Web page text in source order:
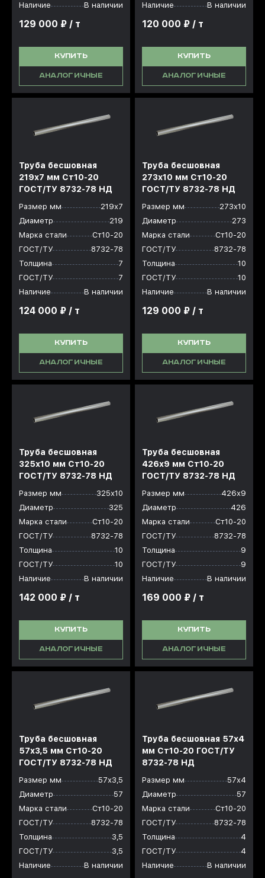
Наличие В наличии
129 000 ₽ / т
КУПИТЬ
АНАЛОГИЧНЫЕ
Наличие В наличии
120 000 ₽ / т
КУПИТЬ
АНАЛОГИЧНЫЕ
Труба бесшовная
219x7 мм Ст10-20
ГОСТ/ТУ 8732-78 НД
Размер мм
219х7
Диаметр
219
Марка стали
Ст10-20
ГОСТ/ТУ
8732-78
Толщина
7
ГОСТ/ТУ
7
Наличие
В наличии
124 000 ₽ / т
КУПИТЬ
АНАЛОГИЧНЫЕ
Труба бесшовная
273x10 мм Ст10-20
ГОСТ/ТУ 8732-78 НД
Размер мм
273х10
Диаметр
273
Марка стали
Ст10-20
ГОСТ/ТУ
8732-78
Толщина
10
ГОСТ/ТУ
10
Наличие
В наличии
129 000 ₽ / т
КУПИТЬ
АНАЛОГИЧНЫЕ
Труба бесшовная
325x10 мм Ст10-20
ГОСТ/ТУ 8732-78 НД
Размер мм
325х10
Диаметр
325
Марка стали
Ст10-20
ГОСТ/ТУ
8732-78
Толщина
10
ГОСТ/ТУ
10
Наличие
В наличии
142 000 ₽ / т
КУПИТЬ
АНАЛОГИЧНЫЕ
Труба бесшовная
426x9 мм Ст10-20
ГОСТ/ТУ 8732-78 НД
Размер мм
426х9
Диаметр
426
Марка стали
Ст10-20
ГОСТ/ТУ
8732-78
Толщина
9
ГОСТ/ТУ
9
Наличие
В наличии
169 000 ₽ / т
КУПИТЬ
АНАЛОГИЧНЫЕ
Труба бесшовная
57x3,5 мм Ст10-20
ГОСТ/ТУ 8732-78 НД
Размер мм
57х3,5
Диаметр
57
Марка стали
Ст10-20
ГОСТ/ТУ
8732-78
Толщина
3,5
ГОСТ/ТУ
3,5
Наличие
В наличии
Труба бесшовная 57x4
мм Ст10-20 ГОСТ/ТУ
8732-78 НД
Размер мм
57х4
Диаметр
57
Марка стали
Ст10-20
ГОСТ/ТУ
8732-78
Толщина
4
ГОСТ/ТУ
4
Наличие
В наличии